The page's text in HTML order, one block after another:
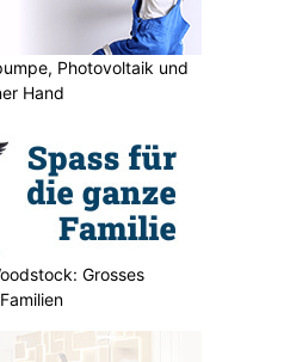
Photovoltaik und
Hand
Grosses